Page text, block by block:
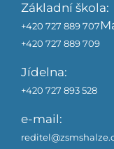
Základní škola:
+420 727 889 707
+420 727 889 709
Jídelna:
+420 727 893 528
e-mail: